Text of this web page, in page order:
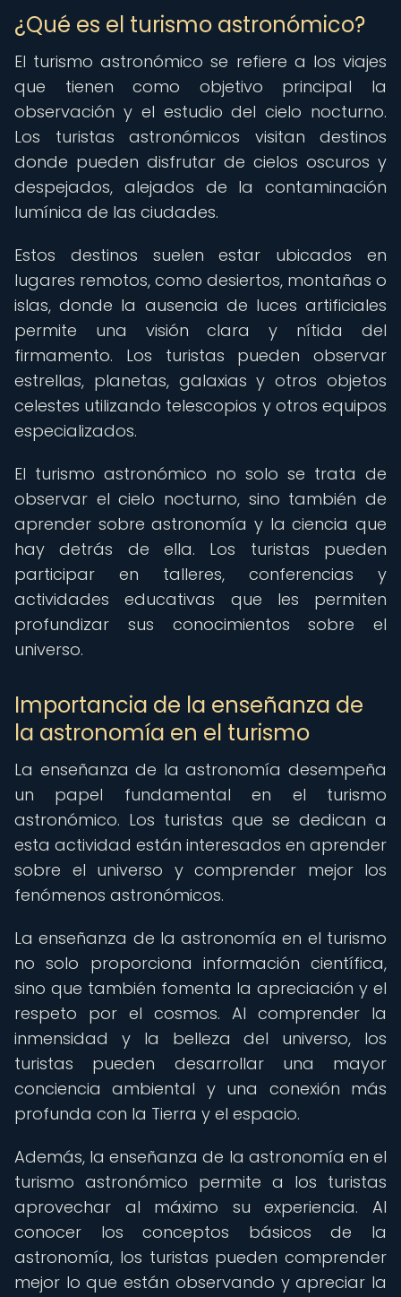
¿Qué es el turismo astronómico?
El turismo astronómico se refiere a los viajes
que tienen como objetivo principal la
observación y el estudio del cielo nocturno.
Los turistas astronómicos visitan destinos
donde pueden disfrutar de cielos oscuros y
despejados, alejados de la contaminación
lumínica de las ciudades.
Estos destinos suelen estar ubicados en
lugares remotos, como desiertos, montañas o
islas, donde la ausencia de luces artificiales
permite una visión clara y nítida del
firmamento. Los turistas pueden observar
estrellas, planetas, galaxias y otros objetos
celestes utilizando telescopios y otros equipos
especializados.
El turismo astronómico no solo se trata de
observar el cielo nocturno, sino también de
aprender sobre astronomía y la ciencia que
hay detrás de ella. Los turistas pueden
participar en talleres, conferencias y
actividades educativas que les permiten
profundizar sus conocimientos sobre el
universo.
Importancia de la enseñanza de
la astronomía en el turismo
La enseñanza de la astronomía desempeña
un papel fundamental en el turismo
astronómico. Los turistas que se dedican a
esta actividad están interesados en aprender
sobre el universo y comprender mejor los
fenómenos astronómicos.
La enseñanza de la astronomía en el turismo
no solo proporciona información científica,
sino que también fomenta la apreciación y el
respeto por el cosmos. Al comprender la
inmensidad y la belleza del universo, los
turistas pueden desarrollar una mayor
conciencia ambiental y una conexión más
profunda con la Tierra y el espacio.
Además, la enseñanza de la astronomía en el
turismo astronómico permite a los turistas
aprovechar al máximo su experiencia. Al
conocer los conceptos básicos de la
astronomía, los turistas pueden comprender
mejor lo que están observando y apreciar la